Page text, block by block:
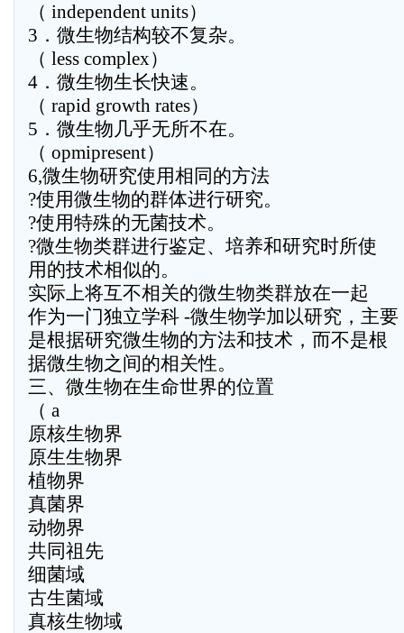
（ independent units）
3．微生物结构较不复杂。
（ less complex）
4．微生物生长快速。
（ rapid growth rates）
5．微生物几乎无所不在。
（ opmipresent）
6,微生物研究使用相同的方法
?使用微生物的群体进行研究。
?使用特殊的无菌技术。
?微生物类群进行鉴定、培养和研究时所使
用的技术相似的。
实际上将互不相关的微生物类群放在一起
作为一门独立学科 -微生物学加以研究，主要
是根据研究微生物的方法和技术，而不是根
据微生物之间的相关性。
三、微生物在生命世界的位置
（ a
原核生物界
原生生物界
植物界
真菌界
动物界
共同祖先
细菌域
古生菌域
真核生物域